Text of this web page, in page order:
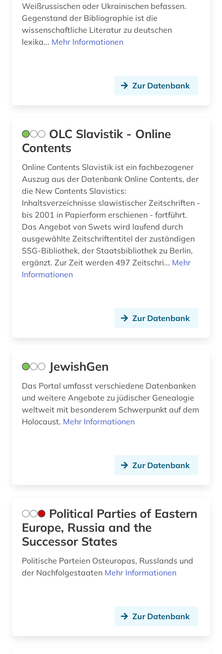
ukraine (26)
ukrainisch (5)
widerstand (1)
wirtschaft (1)
wörterbuch (4)
zeitschrift (1)
zeitschriftenaufsatz (1)
zeitung (3)
zeitzeuge (3)
österreich (2)
Weißrussischen oder Ukrainischen befassen.
Gegenstand der Bibliographie ist die
wissenschaftliche Literatur zu deutschen
lexika... Mehr Informationen
Zur Datenbank
OLC Slavistik - Online
Contents
Online Contents Slavistik ist ein fachbezogener
Auszug aus der Datenbank Online Contents, der
die New Contents Slavistics:
Inhaltsverzeichnisse slawistischer Zeitschriften -
bis 2001 in Papierform erschienen - fortführt.
Das Angebot von Swets wird laufend durch
ausgewählte Zeitschriftentitel der zuständigen
SSG-Bibliothek, der Staatsbibliothek zu Berlin,
ergänzt. Zur Zeit werden 497 Zeitschri... Mehr
Informationen
Zur Datenbank
JewishGen
Das Portal umfasst verschiedene Datenbanken
und weitere Angebote zu jüdischer Genealogie
weltweit mit besonderem Schwerpunkt auf dem
Holocaust. Mehr Informationen
Zur Datenbank
Political Parties of Eastern
Europe, Russia and the
Successor States
Politische Parteien Osteuropas, Russlands und
der Nachfolgestaaten Mehr Informationen
Zur Datenbank